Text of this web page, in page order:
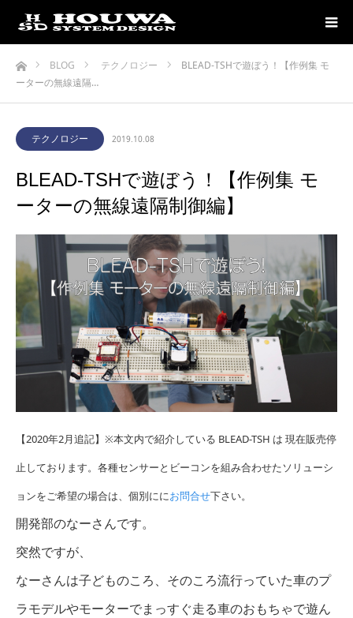
ホームBLOG テクノロジー
BLEAD-TSHで遊ぼう！【作例集 モ
ーターの無線遠隔…
テクノロジー 2019.10.08
BLEAD-TSHで遊ぼう！【作例集 モ
ーターの無線遠隔制御編】
【2020年2月追記】※本文内で紹介している BLEAD-TSH は 現在販売停
止しております。各種センサーとビーコンを組み合わせたソリューシ
ョンをご希望の場合は、個別ににお問合せ下さい。
開発部のなーさんです。
突然ですが、
なーさんは子どものころ、そのころ流行っていた車のプ
ラモデルやモーターでまっすぐ走る車のおもちゃで遊ん